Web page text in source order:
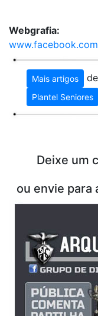
Webgrafia:
www.facebook.com
Mais artigos
Plantel Seniores
Deixe um
ou envie para